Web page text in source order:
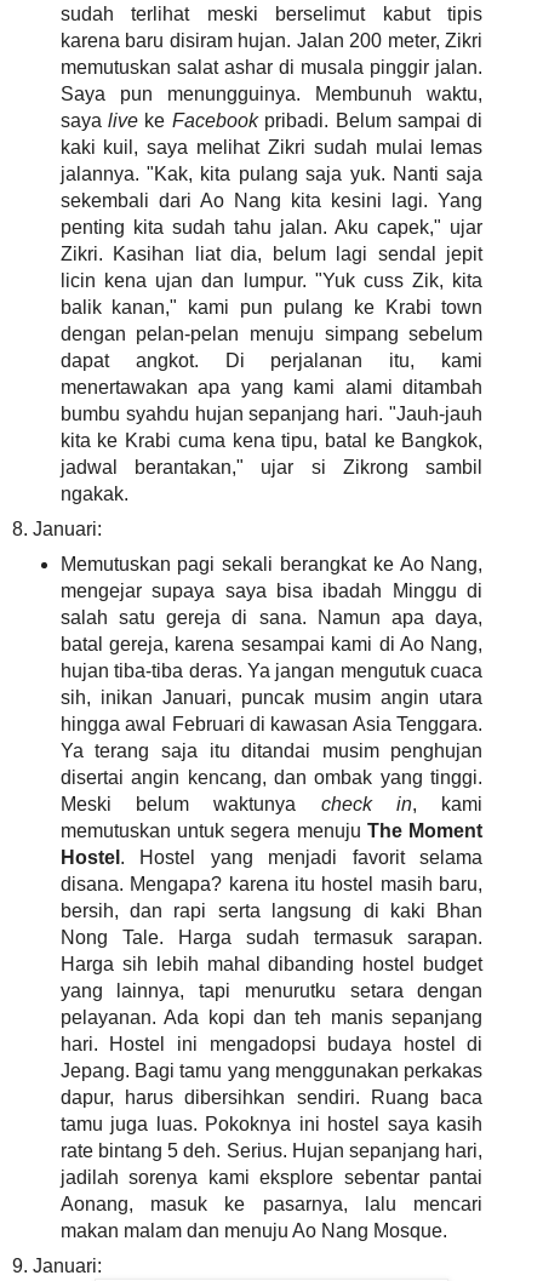
sudah terlihat meski berselimut kabut tipis
karena baru disiram hujan. Jalan 200 meter, Zikri
memutuskan salat ashar di musala pinggir jalan.
Saya pun menungguinya. Membunuh waktu,
saya live ke Facebook pribadi. Belum sampai di
kaki kuil, saya melihat Zikri sudah mulai lemas
jalannya. "Kak, kita pulang saja yuk. Nanti saja
sekembali dari Ao Nang kita kesini lagi. Yang
penting kita sudah tahu jalan. Aku capek," ujar
Zikri. Kasihan liat dia, belum lagi sendal jepit
licin kena ujan dan lumpur. "Yuk cuss Zik, kita
balik kanan," kami pun pulang ke Krabi town
dengan pelan-pelan menuju simpang sebelum
dapat angkot. Di perjalanan itu, kami
menertawakan apa yang kami alami ditambah
bumbu syahdu hujan sepanjang hari. "Jauh-jauh
kita ke Krabi cuma kena tipu, batal ke Bangkok,
jadwal berantakan," ujar si Zikrong sambil
ngakak.
8. Januari:
Memutuskan pagi sekali berangkat ke Ao Nang,
mengejar supaya saya bisa ibadah Minggu di
salah satu gereja di sana. Namun apa daya,
batal gereja, karena sesampai kami di Ao Nang,
hujan tiba-tiba deras. Ya jangan mengutuk cuaca
sih, inikan Januari, puncak musim angin utara
hingga awal Februari di kawasan Asia Tenggara.
Ya terang saja itu ditandai musim penghujan
disertai angin kencang, dan ombak yang tinggi.
Meski belum waktunya check in, kami
memutuskan untuk segera menujuThe Moment
Hostel . Hostel yang menjadi favorit selama
disana. Mengapa? karena itu hostel masih baru,
bersih, dan rapi serta langsung di kaki Bhan
Nong Tale. Harga sudah termasuk sarapan.
Harga sih lebih mahal dibanding hostel budget
yang lainnya, tapi menurutku setara dengan
pelayanan. Ada kopi dan teh manis sepanjang
hari. Hostel ini mengadopsi budaya hostel di
Jepang. Bagi tamu yang menggunakan perkakas
dapur, harus dibersihkan sendiri. Ruang baca
tamu juga luas. Pokoknya ini hostel saya kasih
rate bintang 5 deh. Serius. Hujan sepanjang hari,
jadilah sorenya kami eksplore sebentar pantai
Aonang, masuk ke pasarnya, lalu mencari
makan malam dan menuju Ao Nang Mosque.
9. Januari: